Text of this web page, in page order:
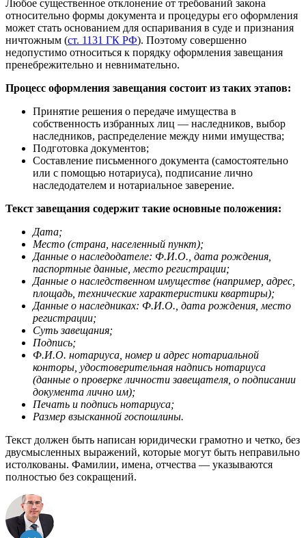
Любое существенное отклонение от требований закона
относительно формы документа и процедуры его оформления
может стать основанием для оспаривания в суде и признания
ничтожным (ст. 1131 ГК РФ). Поэтому совершенно
недопустимо относиться к порядку оформления завещания
пренебрежительно и невнимательно.
Процесс оформления завещания состоит из таких этапов:
Принятие решения о передаче имущества в
собственность избранных лиц — наследников, выбор
наследников, распределение между ними имущества;
Подготовка документов;
Составление письменного документа (самостоятельно
или с помощью нотариуса), подписание лично
наследодателем и нотариальное заверение.
Текст завещания содержит такие основные положения:
Дата;
Место (страна, населенный пункт);
Данные о наследодателе: Ф.И.О., дата рождения,
паспортные данные, место регистрации;
Данные о наследственном имуществе (например, адрес,
площадь, технические характеристики квартиры);
Данные о наследниках: Ф.И.О., дата рождения, место
регистрации;
Суть завещания;
Подпись;
Ф.И.О. нотариуса, номер и адрес нотариальной
конторы, удостоверительная надпись нотариуса
(данные о проверке личности завещателя, о подписании
документа лично им);
Печать и подпись нотариуса;
Размер взысканной госпошлины.
Текст должен быть написан юридически грамотно и четко, без
двусмысленных выражений, которые могут быть неправильно
истолкованы. Фамилии, имена, отчества — указываются
полностью без сокращений.